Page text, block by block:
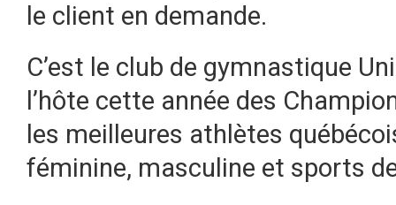
le client en demande.
C’est le club de gymnastique
l’hôte cette année des
les meilleures athlètes
féminine, masculine et sports